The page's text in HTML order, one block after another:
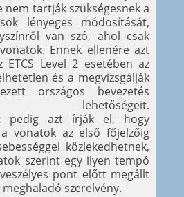
nem tartják szükségesnek a
lényeges módosítását,
van szó, ahol csak
Ennek ellenére azt
ETCS Level 2 esetében az
és a megvizsgálják
országos bevezetés
lehetőségeit.
pedig azt írják el, hogy
vonatok az első főjelzőig
közlekedhetnek,
szerint egy ilyen tempó
pont előtt megállt
szerelvény.